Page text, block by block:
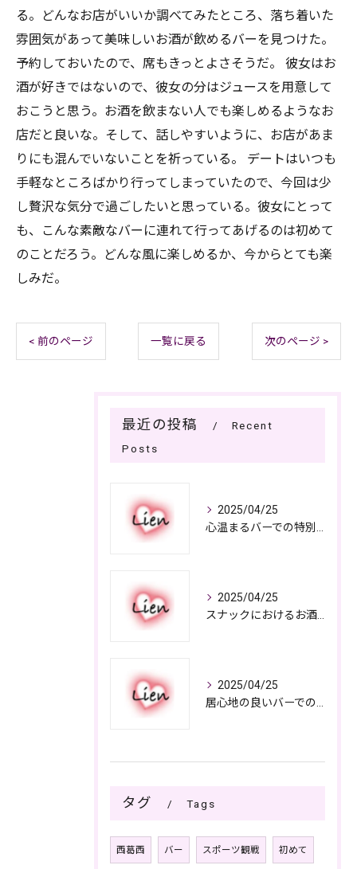
る。どんなお店がいいか調べてみたところ、落ち着いた
雰囲気があって美味しいお酒が飲めるバーを見つけた。
予約しておいたので、席もきっとよさそうだ。 彼女はお
酒が好きではないので、彼女の分はジュースを用意して
おこうと思う。お酒を飲まない人でも楽しめるようなお
店だと良いな。そして、話しやすいように、お店があま
りにも混んでいないことを祈っている。 デートはいつも
手軽なところばかり行ってしまっていたので、今回は少
し贅沢な気分で過ごしたいと思っている。彼女にとって
も、こんな素敵なバーに連れて行ってあげるのは初めて
のことだろう。どんな風に楽しめるか、今からとても楽
しみだ。
< 前のページ 一覧に戻る 次のページ >
最近の投稿
Recent
Posts
2025/04/25
2025/04/25
2025/04/25
タグ Tags
西葛西 バー スポーツ観戦 初めて